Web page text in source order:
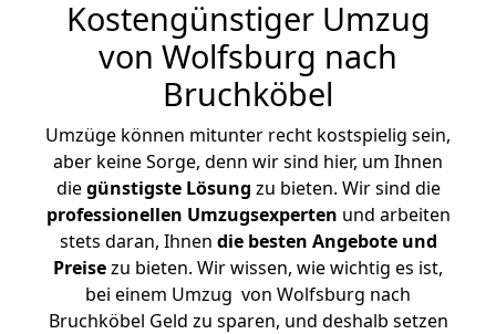
Kostengünstiger Umzug
von Wolfsburg nach
Bruchköbel
Umzüge können mitunter recht kostspielig sein,
aber keine Sorge, denn wir sind hier, um Ihnen
diegünstigste Lösung zu bieten. Wir sind die
professionellen Umzugsexperten und arbeiten
stets daran, Ihnen die besten Angebote und
Preisezu bieten. Wir wissen, wie wichtig es ist,
bei einem Umzug von Wolfsburg nach
Bruchköbel Geld zu sparen, und deshalb setzen